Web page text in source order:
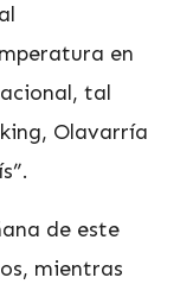
en
tal
Olavarría
de este
mientras